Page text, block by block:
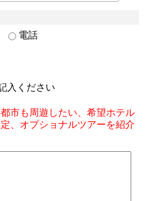
電話
入ください
市も周遊したい、希望ホテル
、オプショナルツアーを紹介